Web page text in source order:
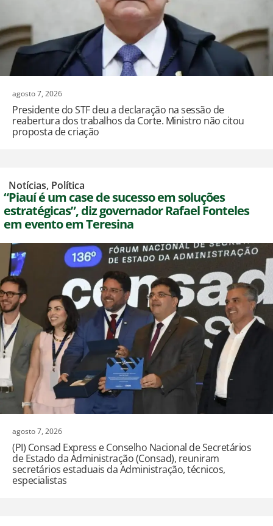
agosto 7, 2026
Presidente do STF deu a declaração na sessão de
reabertura dos trabalhos da Corte. Ministro não citou
proposta de criação
Notícias, Política
“Piauí é um case de sucesso em soluções
estratégicas”, diz governador Rafael Fonteles
em evento em Teresina
agosto 7, 2026
(PI) Consad Express e Conselho Nacional de Secretários
de Estado da Administração (Consad), reuniram
secretários estaduais da Administração, técnicos,
especialistas